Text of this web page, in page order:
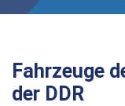
Fahrzeuge
der DDR